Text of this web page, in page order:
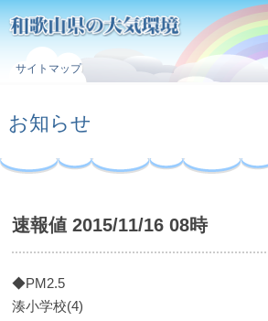
サイトマップ
お知らせ
速報値 2015/11/16 08時
◆PM2.5
湊小学校(4)